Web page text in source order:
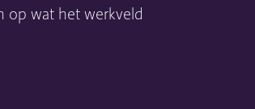
op wat het werkveld